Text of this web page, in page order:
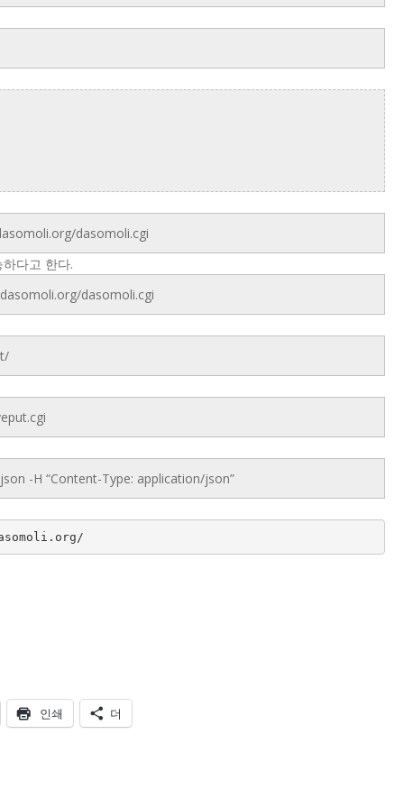
dasomoli.cgi
다고 한다.
dasomoli.cgi
-H “Content-Type: application/json”
인쇄 더